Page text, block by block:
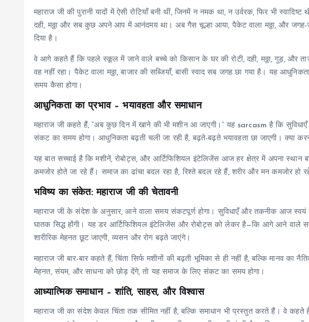
महाराज जी की पुरानी यादों में ऐसी रोटियाँ बनी थीं, जिनमें न नमक था, न उर्वरक, फिर भी
दही, मठ्ठा और सब कुछ अपने आप में आनंदमय था। अब गैस चूल्हा आया, पैकेट वाला मठ्ठा, और
दिया है।
वे आगे कहते हैं कि पहले स्कूल में जाने वाले बच्चे को किसान के घर की रोटी, दही, मठ्ठा, गुड़, और
वह नहीं रहा। पैकेट वाला मठ्ठा, बाजार की सब्जियाँ, बासी स्वाद सब जगह छा गया है। यह
समय कैसा होगा।
आधुनिकता का प्रभाव – भयावहता और समाधान
महाराज जी कहते हैं, “अब कुछ दिन में खाने की भी मशीन आ जाएगी।” यह sarcasm है कि
संकट का समय होगा। आधुनिकता बढ़ती चली जा रही है, बढ़ते-बढ़ते भयावहता छा जाएगी। क्या
यह बात सच्चाई है कि मशीनें, रोबोट्स, और आर्टिफिशियल इंटेलिजेंस आज हर क्षेत्र में अपना स्थान
कमजोर होते जा रहे हैं। समाज का ढांचा बदल रहा है, रिश्ते बदल रहे हैं, शरीर और मन कमजोर हो
भविष्य का संकेत: महाराज जी की चेतावनी
महाराज जी के संदेश के अनुसार, आने वाला समय संकटपूर्ण होगा। सुविधाएँ और तकनीक आज
घातक सिद्ध होंगी। यह डर आर्टिफिशियल इंटेलिजेंस और रोबोट्स को लेकर है—कि आगे आने वाले
शारीरिक मेहनत छूट जाएगी, व्यसन और रोग बढ़ते जाएंगे।
महाराज जी बार-बार कहते हैं, चिंता सिर्फ मशीनों की बढ़ती भूमिका से ही नहीं है, बल्कि मानव का
मेहनत, संयम, और साधना को छोड़ देंगे, तो यह समाज के लिए संकट का समय होगा।
आध्यात्मिक समाधान – शांति, साहस, और विश्वास
महाराज जी का संदेश केवल चिंता तक सीमित नहीं है, बल्कि समाधान भी प्रस्तुत करते हैं। वे कहते